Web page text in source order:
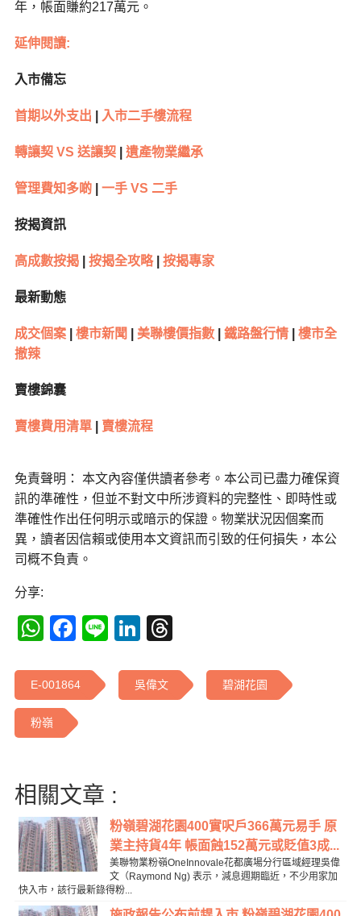
年，帳面賺約217萬元。
延伸閱讀:
入市備忘
首期以外支出 入市二手樓流程
轉讓契 VS 送讓契| 遺產物業繼承
管理費知多啲| 一手 VS 二手
按揭資訊
高成數按揭| 按揭全攻略| 按揭專家
最新動態
成交個案| 樓市新聞 美聯樓價指數| 鐵路盤行情|
樓市全
撤辣
賣樓錦囊
賣樓費用清單| 賣樓流程
免責聲明： 本文內容僅供讀者參考。本公司已盡力確保資
訊的準確性，但並不對文中所涉資料的完整性、即時性或
準確性作出任何明示或暗示的保證。物業狀況因個案而
異，讀者因信賴或使用本文資訊而引致的任何損失，本公
司概不負責。
分享:
WhatsApp
Facebook
LineLinkedIn
E-001864 吳偉文 碧湖花園
粉嶺
相關文章 :
粉嶺碧湖花園400實呎戶366萬元易手 原
業主持貨4年 帳面蝕152萬元或貶值3成...
美聯物業粉嶺OneInnovale花都廣場分行區域經理吳偉
文（Raymond Ng) 表示，減息週期臨近，不少用家加
快入市，該行最新錄得粉...